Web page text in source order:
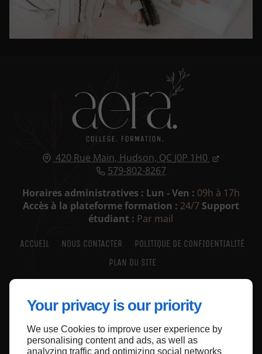
Your privacy is our priority
We use Cookies to improve user experience by
personalising content and ads, as well as
analyzing traffic and optimizing social networks
420 Rue Main, Hudson, QC J0P 1H0
579-802-8267
Horaires administratives : Lun - Ven : 09h à 17h
Accès à la plateforme formation : 24/7 Support
étudiant : Par mail
ACCUEIL NOUS CONTACTER
POLITIQUE DE CONFIDENTIALITÉ
PLAN DU SITE
Haut de page